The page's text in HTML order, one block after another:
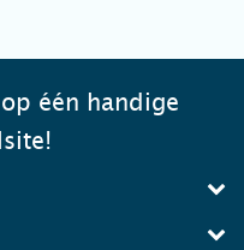
één handige